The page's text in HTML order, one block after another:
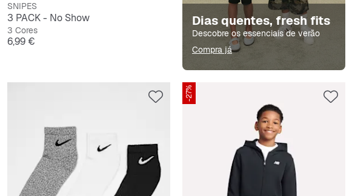
Dias quentes, fresh fits
Descobre os essenciais de verão
Compra já
SNIPES
3 PACK - No Show
3 Cores
Preço
6,99 €
-27%